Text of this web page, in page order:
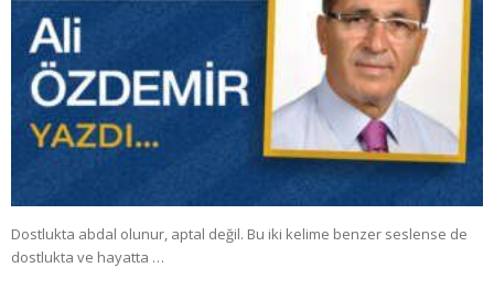
Dostlukta abdal olunur, aptal değil. Bu iki kelime benzer seslense de
dostlukta ve hayatta …